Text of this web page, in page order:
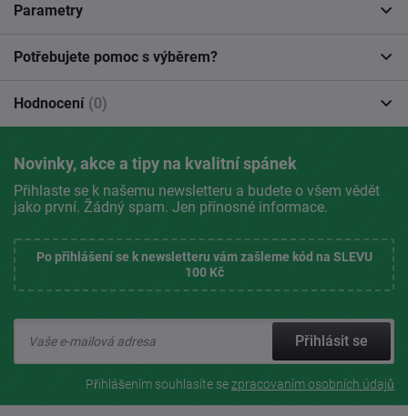
Parametry
Potřebujete pomoc s výběrem?
Hodnocení (0)
Novinky, akce a tipy na kvalitní spánek
Přihlaste se k našemu newsletteru a budete o všem vědět
jako první. Žádný spam. Jen přínosné informace.
Po přihlášení se k newsletteru vám zašleme kód na SLEVU
100 Kč
Přihlásit se
Přihlášením souhlasíte sezpracovaním osobních údajů